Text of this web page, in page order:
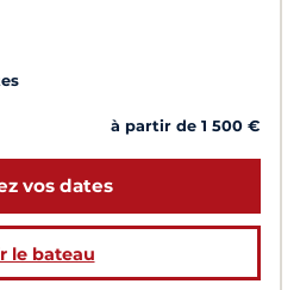
à partir de 1 500 €
vos dates
le bateau